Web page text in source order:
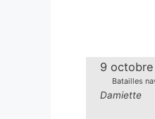
9
Batailles
Damiette